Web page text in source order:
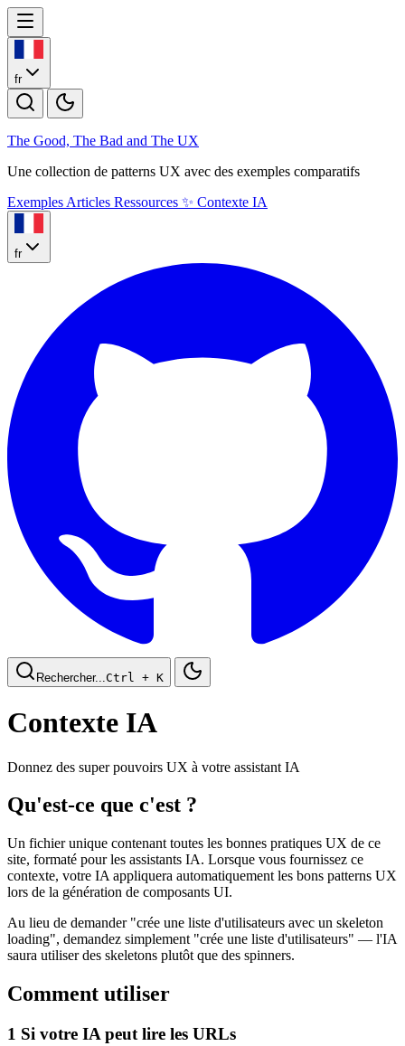
fr
The Good, The Bad and The UX
Une collection de patterns UX avec des exemples comparatifs
Exemples Articles Ressources ✨ Contexte IA
fr
Rechercher... Ctrl + K
Contexte IA
Donnez des super pouvoirs UX à votre assistant IA
Qu'est-ce que c'est ?
Un fichier unique contenant toutes les bonnes pratiques UX de ce
site, formaté pour les assistants IA. Lorsque vous fournissez ce
contexte, votre IA appliquera automatiquement les bons patterns UX
lors de la génération de composants UI.
Au lieu de demander "crée une liste d'utilisateurs avec un skeleton
loading", demandez simplement "crée une liste d'utilisateurs" — l'IA
saura utiliser des skeletons plutôt que des spinners.
Comment utiliser
1 Si votre IA peut lire les URLs